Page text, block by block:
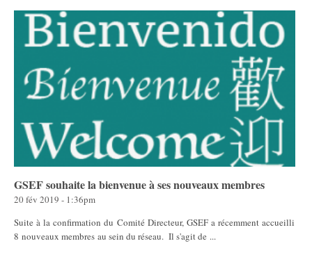
GSEF souhaite la bienvenue à ses nouveaux membres
20 fév 2019 - 1:36pm
Suite à la confirmation du Comité Directeur, GSEF a récemment accueilli
8 nouveaux membres au sein du réseau. Il s'agit de ...